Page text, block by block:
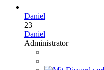
Daniel
23
Daniel
Administrator